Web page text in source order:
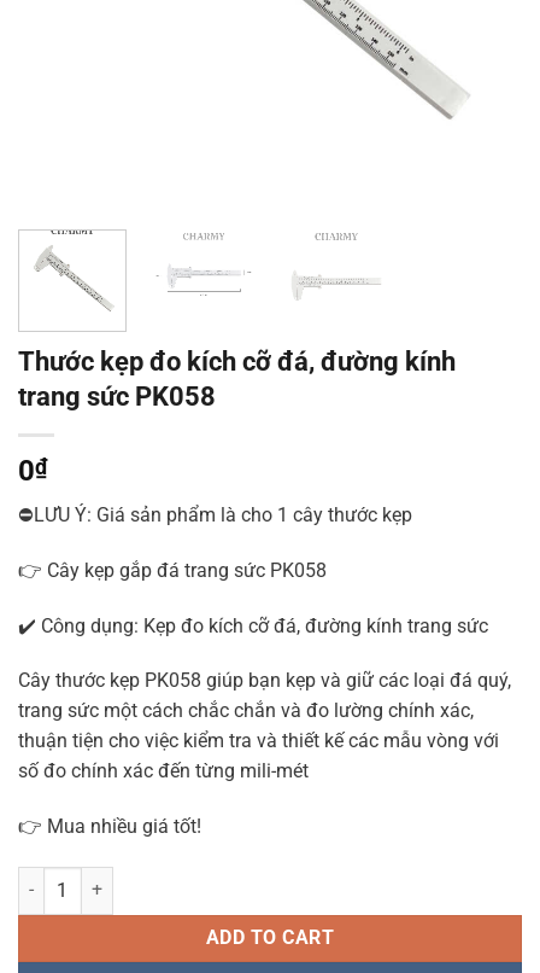
Thước kẹp đo kích cỡ đá, đường kính
trang sức PK058
0₫
⛔LƯU Ý: Giá sản phẩm là cho 1 cây thước kẹp
👉 Cây kẹp gắp đá trang sức PK058
✔️ Công dụng: Kẹp đo kích cỡ đá, đường kính trang sức
Cây thước kẹp PK058 giúp bạn kẹp và giữ các loại đá quý,
trang sức một cách chắc chắn và đo lường chính xác,
thuận tiện cho việc kiểm tra và thiết kế các mẫu vòng với
số đo chính xác đến từng mili-mét
👉 Mua nhiều giá tốt!
Thước kẹp đo kích cỡ đá, đường kính trang sức PK058 quantity
ADD TO CART